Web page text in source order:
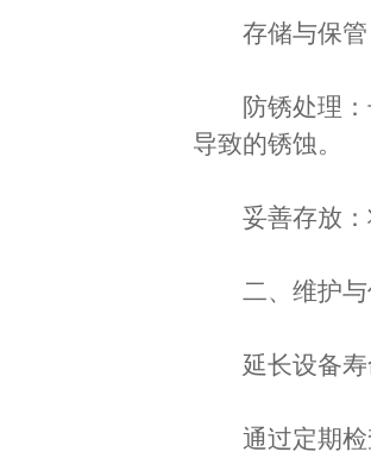
存储与保管
防锈处理：长
导致的锈蚀。
妥善存放：
二、维护与
延长设备寿
通过定期检查